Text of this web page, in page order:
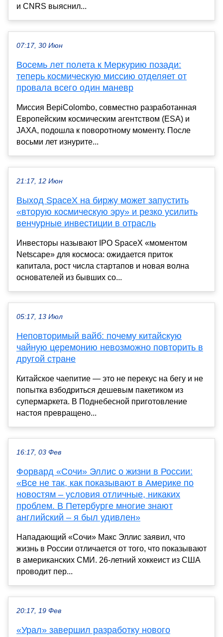
и CNRS выяснил...
07:17, 30 Июн
Восемь лет полета к Меркурию позади:
теперь космическую миссию отделяет от
провала всего один маневр
Миссия BepiColombo, совместно разработанная
Европейским космическим агентством (ESA) и
JAXA, подошла к поворотному моменту. После
восьми лет изнурите...
21:17, 12 Июн
Выход SpaceX на биржу может запустить
«вторую космическую эру» и резко усилить
венчурные инвестиции в отрасль
Инвесторы называют IPO SpaceX «моментом
Netscape» для космоса: ожидается приток
капитала, рост числа стартапов и новая волна
основателей из бывших со...
05:17, 13 Июл
Неповторимый вайб: почему китайскую
чайную церемонию невозможно повторить в
другой стране
Китайское чаепитие — это не перекус на бегу и не
попытка взбодриться дешевым пакетиком из
супермаркета. В Поднебесной приготовление
настоя превращено...
16:17, 03 Фев
Форвард «Сочи» Эллис о жизни в России:
«Все не так, как показывают в Америке по
новостям – условия отличные, никаких
проблем. В Петербурге многие знают
английский – я был удивлен»
Нападающий «Сочи» Макс Эллис заявил, что
жизнь в России отличается от того, что показывают
в американских СМИ. 26-летний хоккеист из США
проводит пер...
20:17, 19 Фев
«Урал» завершил разработку нового